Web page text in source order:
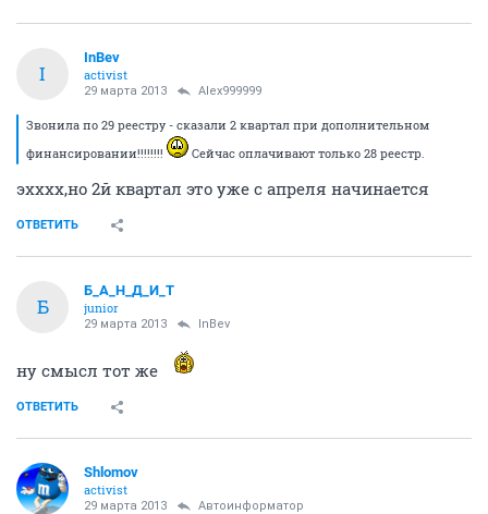
I
InBev
activist
29 марта 2013 Alex999999
Звонила по 29 реестру - сказали 2 квартал при дополнительном
финансировании!!!!!!!!
Сейчас оплачивают только 28 реестр.
эхххх,но 2й квартал это уже с апреля начинается
ОТВЕТИТЬ
Б
Б_А_Н_Д_И_Т
junior
29 марта 2013 InBev
ну смысл тот же
ОТВЕТИТЬ
Shlomov
activist
29 марта 2013 Автоинформатор